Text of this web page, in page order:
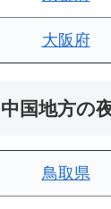
大阪府
中国地方の
鳥取県